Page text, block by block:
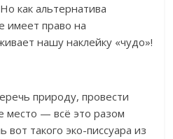
как альтернатива
имеет право на
нашу наклейку «чудо»!
природу, провести
место — всё это разом
такого эко-писсуара из